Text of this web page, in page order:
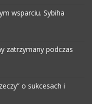
wsparciu. Sybiha
zatrzymany podczas
o sukcesach i